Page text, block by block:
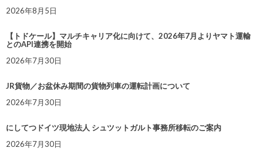
2026年8月5日
【トドケール】マルチキャリア化に向けて、2026年7月よりヤマト運輸
とのAPI連携を開始
2026年7月30日
JR貨物／お盆休み期間の貨物列車の運転計画について
2026年7月30日
にしてつドイツ現地法人 シュツットガルト事務所移転のご案内
2026年7月30日